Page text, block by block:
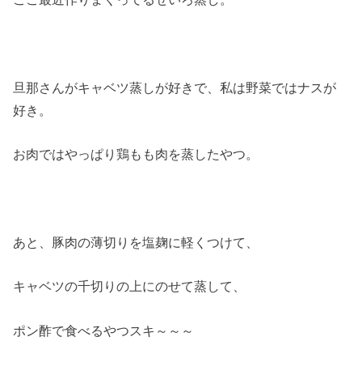
旦那さんがキャベツ蒸しが好きで、私は野菜ではナスが
好き。
お肉ではやっぱり鶏もも肉を蒸したやつ。
あと、豚肉の薄切りを塩麹に軽くつけて、
キャベツの千切りの上にのせて蒸して、
ポン酢で食べるやつスキ～～～